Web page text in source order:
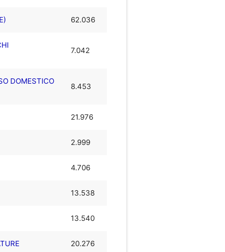
62.036
7.042
DOMESTICO
8.453
21.976
2.999
4.706
13.538
13.540
20.276